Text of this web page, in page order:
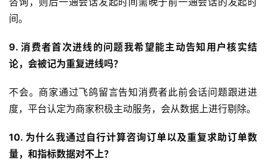
间。
9. 消费者首次进线的问题我希望能主动告知用户核实结
论，会被记为重复进线吗？
不会。商家通过飞鸽留言告知消费者此前会话问题跟进进
度，平台认定为商家积极主动服务，会从数据上进行剔除。
10. 为什么我通过自行计算咨询订单以及重复求助订单数
量，和指标数据对不上？